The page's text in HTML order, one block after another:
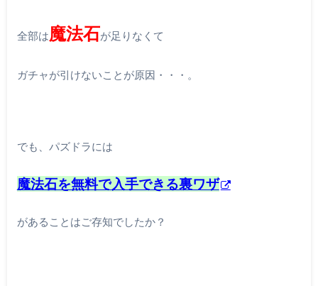
全部は魔法石が足りなくて
ガチャが引けないことが原因・・・。
でも、パズドラには
魔法石を無料で入手できる裏ワザ
があることはご存知でしたか？